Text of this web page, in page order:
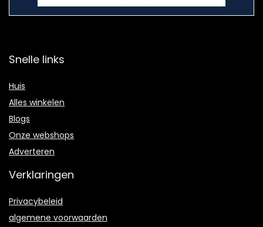
Snelle links
Huis
Alles winkelen
Blogs
Onze webshops
Adverteren
Verklaringen
Privacybeleid
algemene voorwaarden